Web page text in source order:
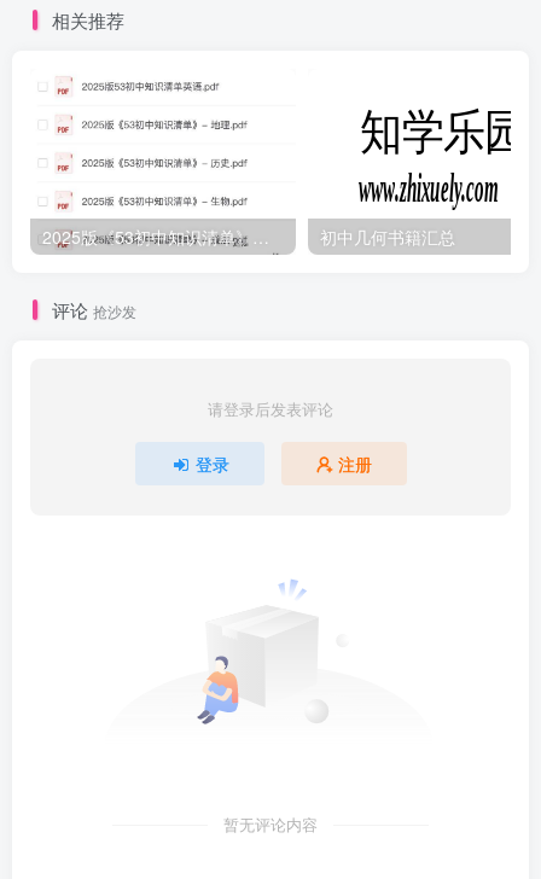
相关推荐
2025版《53初中知识清单》英语+政史地生（小四门） 初中几何书籍汇总
评论 抢沙发
请登录后发表评论
登录 注册
暂无评论内容